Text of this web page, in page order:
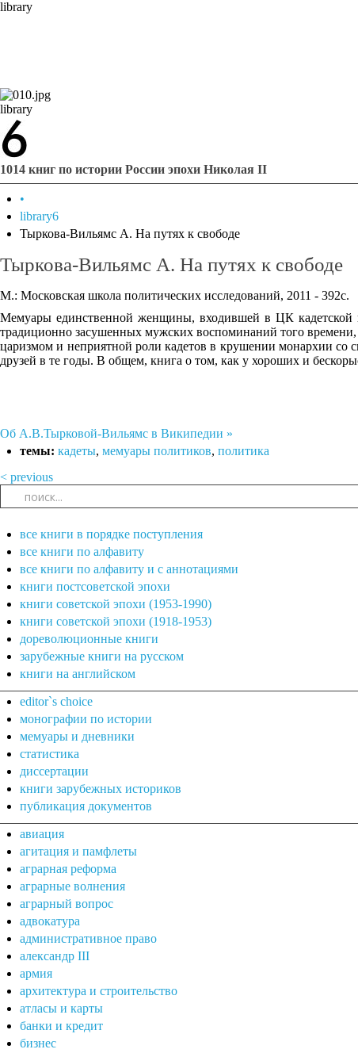
library
library
1014 книг по истории России эпохи Николая II
•
library6
Тыркова-Вильямс А. На путях к свободе
Тыркова-Вильямс А. На путях к свободе
М.: Московская школа политических исследований, 2011 - 392с.
Мемуары единственной женщины, входившей в ЦК кадетской
традиционно засушенных мужских воспоминаний того времени,
царизмом и неприятной роли кадетов в крушении монархии со
друзей в те годы. В общем, книга о том, как у хороших и
Об А.В.Тырковой-Вильямс в Википедии »
темы: кадеты, мемуары политиков, политика
< previous
все книги в порядке поступления
все книги по алфавиту
все книги по алфавиту и с аннотациями
книги постсоветской эпохи
книги советской эпохи (1953-1990)
книги советской эпохи (1918-1953)
дореволюционные книги
зарубежные книги на русском
книги на английском
editor`s choice
монографии по истории
мемуары и дневники
статистика
диссертации
книги зарубежных историков
публикация документов
авиация
агитация и памфлеты
аграрная реформа
аграрные волнения
аграрный вопрос
адвокатура
административное право
александр III
армия
архитектура и строительство
атласы и карты
банки и кредит
бизнес